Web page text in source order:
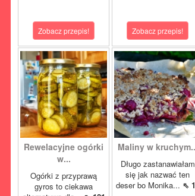
Zobacz przepis! Zobacz przepis!
Rewelacyjne ogórki
w...
Ogórki z przyprawą
gyros to ciekawa
Maliny w
Długo zastanawiałam
się jak nazwać ten
deser bo Monika... ⇖